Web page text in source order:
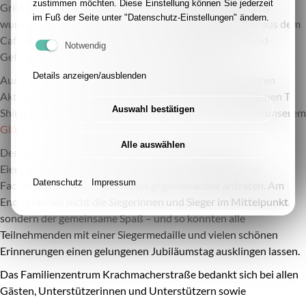
Grillwürstchen stärken konnten. Anlässlich des Jubiläums
wurden eigens frische Brötchen von der Bäckerei Gräler aus dem
Café Ruhrblick in Burgaltendorf für die vegetarischen und
Geflügel-Bratwürstchen gebacken und geliefert.
Auch der Elternbeirat engagierte sich mit einer besonderen
Aktion: An einem T-Shirt-Stand konnten Kinder ihre eigenen T-
Shirts gestalten. Die dabei gesammelten Spenden kamen unserem
Glückskinderfonds
Den krönenden Abschluss bildete ein gemeinsamer
Eierstaffellauf, bei dem Eltern, Kinder und pädagogische
Fachkräfte in gemischten Teams gegeneinander antraten. Am
Ende standen nicht die Siegerinnen und Sieger im Mittelpunkt,
sondern der gemeinsame Spaß – und so konnten alle
Teilnehmenden mit einer Siegermedaille und vielen schönen
Erinnerungen einen gelungenen Jubiläumstag ausklingen lassen.
Das Familienzentrum Krachmacherstraße bedankt sich bei allen
Gästen, Unterstützerinnen und Unterstützern sowie
zustimmen möchten. Diese Einstellung können Sie jederzeit
im Fuß der Seite unter "Datenschutz-Einstellungen" ändern.
Notwendig
Details anzeigen/ausblenden
Auswahl bestätigen
Alle auswählen
Datenschutz Impressum